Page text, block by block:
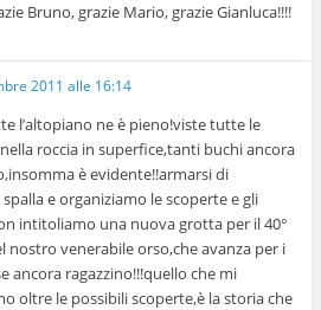
Bruno, grazie Mario, grazie Gianluca!!!!
2011 alle 16:14
l’altopiano ne è pieno!viste tutte le
roccia in superfice,tanti buchi ancora
è evidente!!armarsi di
e organiziamo le scoperte e gli
intitoliamo una nuova grotta per il 40°
nostro venerabile orso,che avanza per i
ancora ragazzino!!!quello che mi
oltre le possibili scoperte,è la storia che